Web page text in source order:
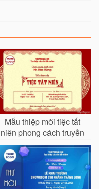
Mẫu thiệp mời tiệc tất
niên phong cách truyền
thống sang trọng